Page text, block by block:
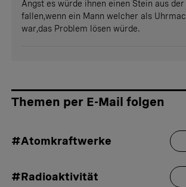
Angst es würde ihnen einen Stein aus der
fallen,wenn ein Mann welcher als
war,das Problem lösen würde.
Themen per E-Mail folgen
#Atomkraftwerke
#Radioaktivität